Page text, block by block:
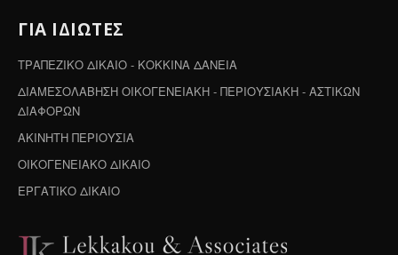
ΓΙΑ ΙΔΙΩΤΕΣ
ΤΡΑΠΕΖΙΚΟ ΔΙΚΑΙΟ - ΚΟΚΚΙΝΑ ΔΑΝΕΙΑ
ΔΙΑΜΕΣΟΛΑΒΗΣΗ ΟΙΚΟΓΕΝΕΙΑΚΗ - ΠΕΡΙΟΥΣΙΑΚΗ - ΑΣΤΙΚΩΝ
ΔΙΑΦΟΡΩΝ
ΑΚΙΝΗΤΗ ΠΕΡΙΟΥΣΙΑ
ΟΙΚΟΓΕΝΕΙΑΚΟ ΔΙΚΑΙΟ
ΕΡΓΑΤΙΚΟ ΔΙΚΑΙΟ